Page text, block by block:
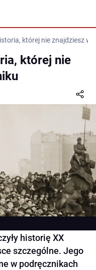
której nie znajdziesz w
której nie
historię XX
szczególne. Jego
w podręcznikach